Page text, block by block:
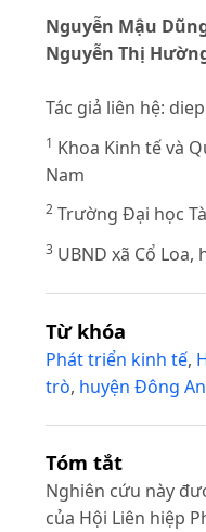
Nguyễn Mậu
Nguyễn Thị
Tác giả liên hệ:
1 Khoa Kinh tế và
Nam
2 Trường Đại học
3 UBND xã Cổ
Từ khóa
Phát triển kinh tế,
trò, huyện Đông
Tóm tắt
Nghiên cứu này
của Hội Liên hiệp